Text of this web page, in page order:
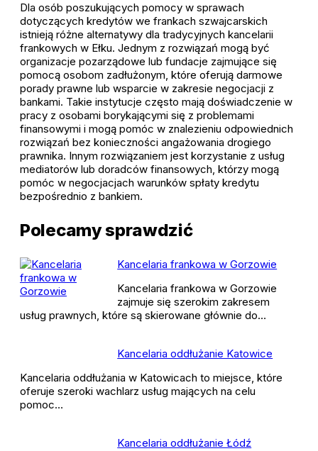
Dla osób poszukujących pomocy w sprawach
dotyczących kredytów we frankach szwajcarskich
istnieją różne alternatywy dla tradycyjnych kancelarii
frankowych w Ełku. Jednym z rozwiązań mogą być
organizacje pozarządowe lub fundacje zajmujące się
pomocą osobom zadłużonym, które oferują darmowe
porady prawne lub wsparcie w zakresie negocjacji z
bankami. Takie instytucje często mają doświadczenie w
pracy z osobami borykającymi się z problemami
finansowymi i mogą pomóc w znalezieniu odpowiednich
rozwiązań bez konieczności angażowania drogiego
prawnika. Innym rozwiązaniem jest korzystanie z usług
mediatorów lub doradców finansowych, którzy mogą
pomóc w negocjacjach warunków spłaty kredytu
bezpośrednio z bankiem.
Polecamy sprawdzić
Kancelaria frankowa w Gorzowie
Kancelaria frankowa w Gorzowie
zajmuje się szerokim zakresem
usług prawnych, które są skierowane głównie do…
Kancelaria oddłużanie Katowice
Kancelaria oddłużania w Katowicach to miejsce, które
oferuje szeroki wachlarz usług mających na celu
pomoc…
Kancelaria oddłużanie Łódź